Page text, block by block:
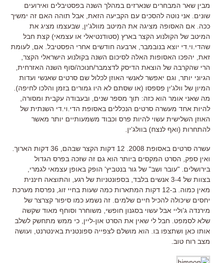
מבין שאר המבחרים שנארזים במהלך השנה בפסטיבלים ואירועים
שונים. אני נוטה להסכים עם הקביעה הזאת, אבל תוהה האם זה ימשיך
ככה. אם האסופה מציגה את המיטב מוולג'ין, שבעצמו מציג את
המיטב של הקולנוע הקצר בארץ (סטודנטיאלי או עצמאי) קצת חבל
שהדי.וי.די יוצא בנובמבר, ארבעה חודשים אחרי הפסטיבל. אם, לעומת
זאת, יהפכו האסופות האלה לסיכום השנה בקולנוע הישראלי הקצר,
הרי שהקרבה של הוצאת הדיסק לדצמבר/חנוכה/סוף השנה האזרחית,
הגיוני יותר, וגם יאפשר לאנשי האוזן לכלול שם סרטים שאנשי ועדות
המיון של וולג'ין פספסו (או שסתם לא היו גמורים בזמן והלכו לחיפה).
מה שאני אומר הוא כזה: תוך מספר שנים, ובעבודה עקבית ומסורה,
להיות אחד מעשרה סרטים הנכללים באסופת הדי.וי.די השנתית של
האוזן השלישית עשוי להיות פרס וכבוד משמעותיים יותר מאשר
להתחרות (ואף לנצח) בוולג'ין.
עשרה סרטים באסופת 2008. 12 דקות הקצר שבהם, 36 דקות הארוך.
ואין ספק, הסרט המקסים ביותר הוא גם זה שזכה בפרס הגדול
בירושלים. "עובר ושב" של גור בנטביץ' הופק באופן עצמאי לגמרי,
בצוות של 3-4 אנשים בלבד, בספונטניות של רגע, והתוצאה חיננית
מאין כמוה. ב-12 דקות המתארות כמה שעות בחיי זוג, נפרסת מערכת
יחסים שיכולה להכיל חיים שלמים. זה נשמע כמו סיפור קצרצר של
מירנדה ג'וליי אבל עשוי בסגנון חופשי, משוחרר וסוחף מאוד שקשה
שלא לסמפט. חבל לי שאין את הסרט און-ליין, כי ממש מתחשק לשלב
אותו כאן ושתצפו בו. הוא מושלם לצפייה ספונטנית באינטרנט, ועושה
מצב רוח טוב.